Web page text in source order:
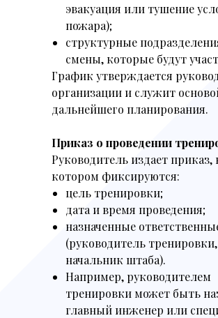
эвакуация или тушение
пожара);
структурные
смены, которые будут
График утверждается
организации и служит
дальнейшего планирования.
Приказ о проведении
Руководитель издает приказ,
котором фиксируются:
цель тренировки;
дата и время проведения;
назначенные
(руководитель тренировки,
начальник штаба).
Например, руководителем
тренировки может быть
главный инженер или